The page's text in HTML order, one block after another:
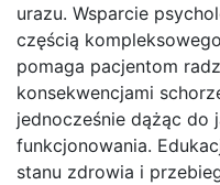
urazu. Wsparcie
częścią
pomaga pacjentom
konsekwencjami
jednocześnie dążąc do
funkcjonowania.
stanu zdrowia i